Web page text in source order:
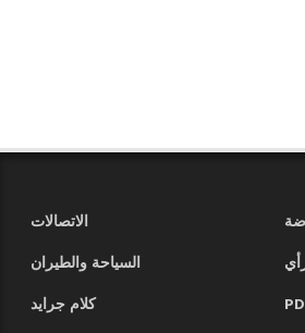
الاتصالات
السياحة والطيران
كلام جرايد